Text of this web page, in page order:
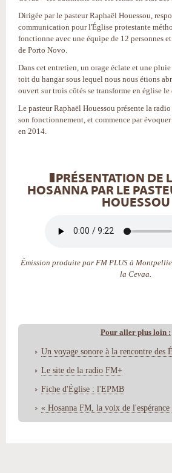
Dirigée par le pasteur Raphaël Houessou,
communication pour l'Église protestante
fonctionne avec une équipe de 12 personnes
de Porto Novo.
Dans cet entretien, un orage éclate et une
toit du hangar sous lequel nous nous étions
ouvert sur trois côtés se transforme en église le
Le pasteur Raphaël Houessou présente la
son fonctionnement, et commence par
en 2014.
PRÉSENTATION DE
HOSANNA PAR LE
HOUESSOU
Émission produite par FM PLUS à
la Cevaa.
Pour aller plus loin :
Un voyage sonore à la rencontre des
Le site de la radio FM+
Fiche d'Église : l'EPMB
« Hosanna FM, la voix de l'espérance